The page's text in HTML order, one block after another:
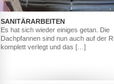
SANITÄRARBEITEN
Es hat sich wieder einiges getan. Die
Dachpfannen sind nun auch auf der
komplett verlegt und das […]